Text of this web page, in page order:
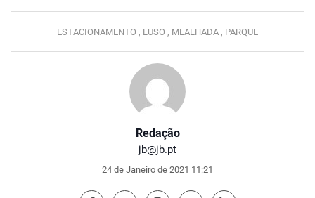
Redação
jb@jb.pt
24 de Janeiro de 2021 11:21
ESTACIONAMENTO , LUSO , MEALHADA , PARQUE